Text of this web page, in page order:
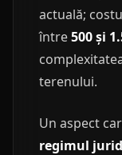
actuală;
între500 și
terenului.
Un aspect
regimul